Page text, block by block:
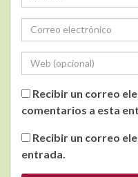
Recibir un correo
comentarios a esta
Recibir un correo
entrada.